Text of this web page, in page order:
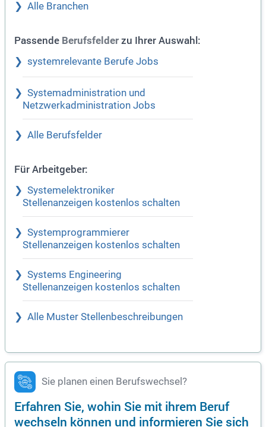
Alle Branchen
Passende Berufsfelder zu Ihrer Auswahl:
systemrelevante Berufe Jobs
Systemadministration und
Netzwerkadministration Jobs
Alle Berufsfelder
Für Arbeitgeber:
Systemelektroniker
Stellenanzeigen kostenlos schalten
Systemprogrammierer
Stellenanzeigen kostenlos schalten
Systems Engineering
Stellenanzeigen kostenlos schalten
Alle Muster Stellenbeschreibungen
Sie planen einen Berufswechsel?
Erfahren Sie, wohin Sie mit ihrem Beruf
wechseln können und informieren Sie sich